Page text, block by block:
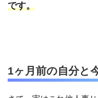
です。
1ヶ月前の自分と